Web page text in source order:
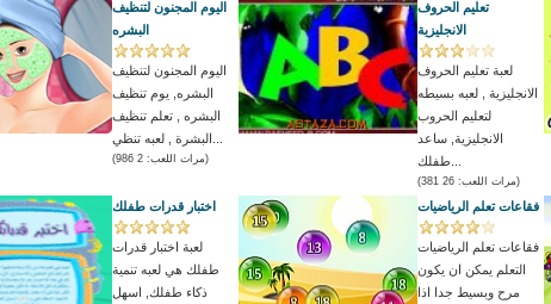
اليوم المجنون لتنظيف
البشره
اليوم المجنون لتنظيف
البشره, يوم تنظيف
البشره , تعلم تنظيف
(مرات اللعب: 2 986)
تعليم الحروف
الانجليزية
لعبة تعليم الحروف
الانجليزية , لعبه بسيطه
لتعليم الحروب
الانجليزية, ساعد
(مرات اللعب: 26 381)
اختبار قدرات طفلك
لعبة اختبار قدرات
طفلك هي لعبه تنمية
ذكاء طفلك, اسهل
فقاعات تعلم الرياضيات
فقاعات تعلم الرياضيات
التعلم يمكن ان يكون
مرح وبسيط جدا اذا